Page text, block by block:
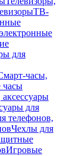
ТВ-
для
часы,
для
телефонов,
Чехлы для
Игровые